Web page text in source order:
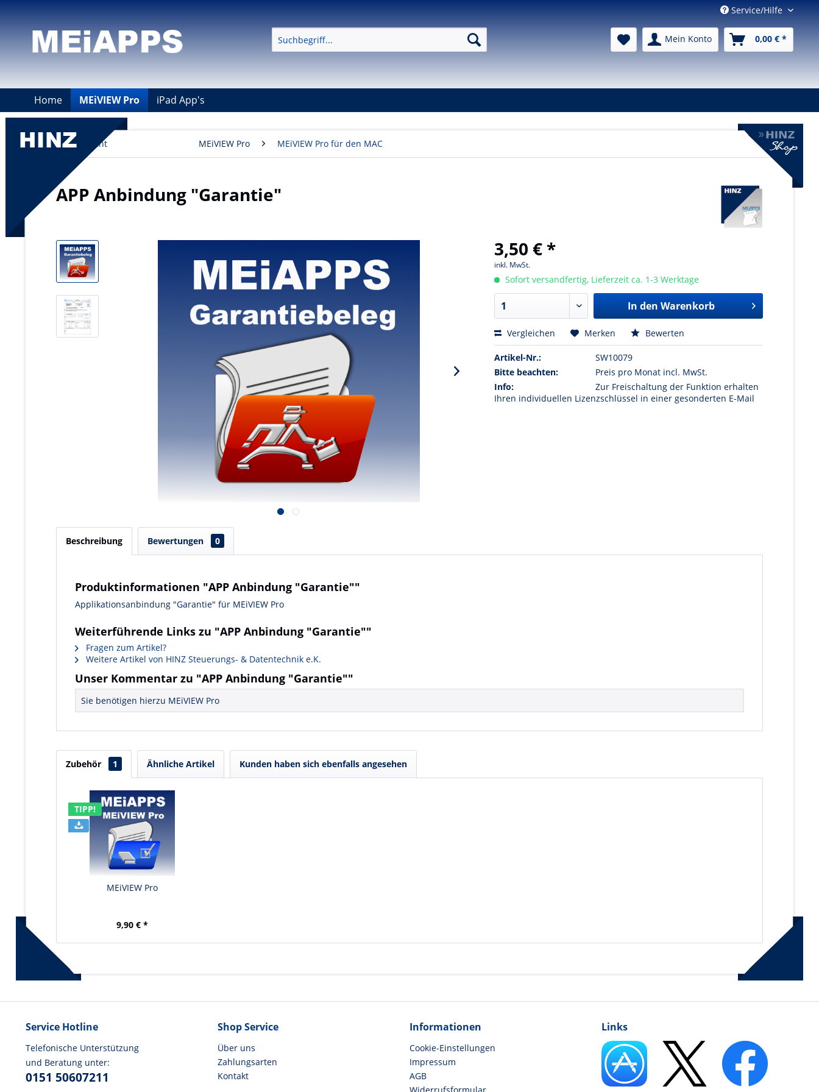
Service/Hilfe
Mein Konto 0,00 € *
Home MEiVIEW Pro iPad App's
Übersicht MEiVIEW Pro MEiVIEW Pro für den MAC
APP Anbindung "Garantie"
3,50 € *
inkl. MwSt.
Sofort versandfertig, Lieferzeit ca. 1-3 Werktage
In den Warenkorb
Vergleichen Merken Bewerten
Artikel-Nr.:
SW10079
Bitte beachten:
Preis pro Monat incl. MwSt.
Info:
Zur Freischaltung der Funktion erhalten
Ihren individuellen Lizenzschlüssel in einer gesonderten E-Mail
Beschreibung Bewertungen 0
Produktinformationen "APP Anbindung "Garantie""
Applikationsanbindung "Garantie" für MEiVIEW Pro
Weiterführende Links zu "APP Anbindung "Garantie""
Fragen zum Artikel?
Weitere Artikel von HINZ Steuerungs- & Datentechnik e.K.
Unser Kommentar zu "APP Anbindung "Garantie""
Sie benötigen hierzu MEiVIEW Pro
Zubehör 1 Ähnliche Artikel Kunden haben sich ebenfalls angesehen
TIPP!
MEiVIEW Pro
9,90 € *
Service Hotline
Telefonische Unterstützung
und Beratung unter:
0151 50607211
Shop Service
Über uns
Zahlungsarten
Kontakt
Informationen
Cookie-Einstellungen
Impressum
AGB
Links